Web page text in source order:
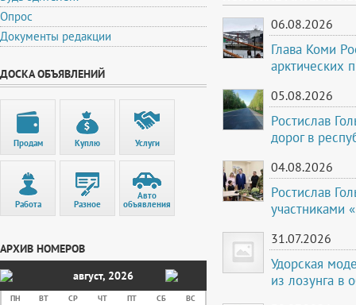
Опрос
Документы редакции
ДОСКА ОБЪЯВЛЕНИЙ
Продам Куплю Услуги
Работа Разное
Авто
объявления
АРХИВ НОМЕРОВ
август, 2026
ПН ВТ СР ЧТ ПТ СБ ВС
06.08.2026
Глава Коми
арктических
05.08.2026
Ростислав
дорог в
04.08.2026
Ростислав
участниками
31.07.2026
Удорская
из лозунга в